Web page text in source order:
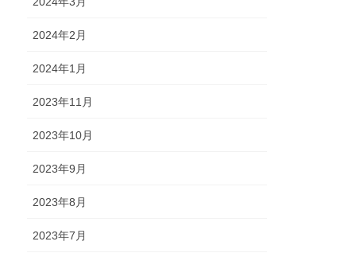
2024年2月
2024年1月
2023年11月
2023年10月
2023年9月
2023年8月
2023年7月